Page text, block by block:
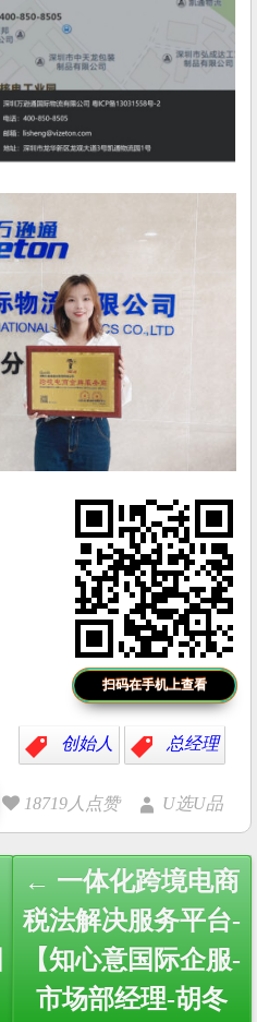
扫码在手机上查看
创始人 总经理
18719人点赞 U选U品
← 一体化跨境电商
税法解决服务平台-
【知心意国际企服-
市场部经理-胡冬